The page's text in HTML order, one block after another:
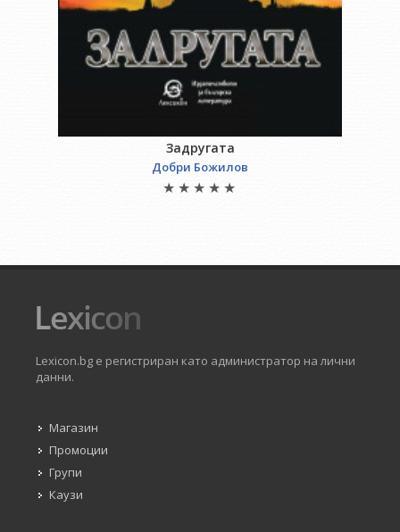
Задругата
Добри Божилов
Lexicon.bg е регистриран като администратор на лични
данни.
Магазин
Промоции
Групи
Каузи